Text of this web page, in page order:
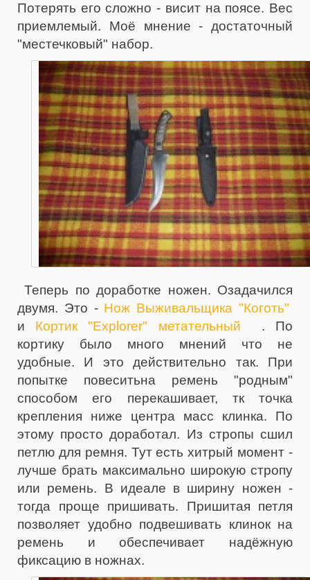
Потерять его сложно - висит на поясе. Вес
приемлемый. Моё мнение - достаточный
"местечковый" набор.
Теперь по доработке ножен. Озадачился
двумя. Это - Нож Выживальщика "Коготь"
и Кортик "Explorer" метательный . По
кортику было много мнений что не
удобные. И это действительно так. При
попытке повеситьна ремень "родным"
способом его перекашивает, тк точка
крепления ниже центра масс клинка. По
этому просто доработал. Из стропы сшил
петлю для ремня. Тут есть хитрый момент -
лучше брать максимально широкую стропу
или ремень. В идеале в ширину ножен -
тогда проще пришивать. Пришитая петля
позволяет удобно подвешивать клинок на
ремень и обеспечивает надёжную
фиксацию в ножнах.